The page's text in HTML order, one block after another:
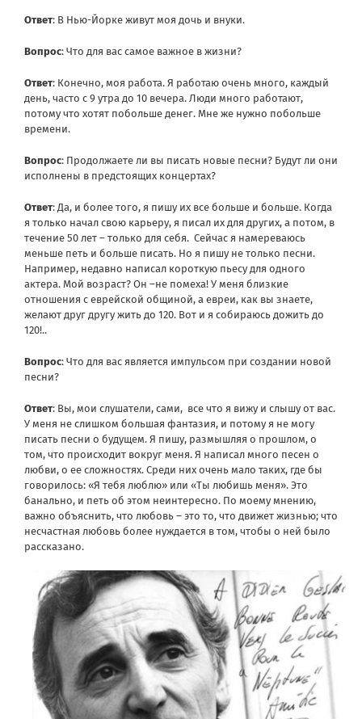
Ответ: В Нью-Йорке живут моя дочь и внуки.
Вопрос: Что для вас самое важное в жизни?
Ответ: Конечно, моя работа. Я работаю очень много, каждый
день, часто с 9 утра до 10 вечера. Люди много работают,
потому что хотят побольше денег. Мне же нужно побольше
времени.
Вопрос: Продолжаете ли вы писать новые песни? Будут ли они
исполнены в предстоящих концертах?
Ответ: Да, и более того, я пишу их все больше и больше. Когда
я только начал свою карьеру, я писал их для других, а потом, в
течение 50 лет – только для себя. Сейчас я намереваюсь
меньше петь и больше писать. Но я пишу не только песни.
Например, недавно написал короткую пьесу для одного
актера. Мой возраст? Он –не помеха! У меня близкие
отношения с еврейской общиной, а евреи, как вы знаете,
желают друг другу жить до 120. Вот и я собираюсь дожить до
120!..
Вопрос: Что для вас является импульсом при создании новой
песни?
Ответ: Вы, мои слушатели, сами, все что я вижу и слышу от вас.
У меня не слишком большая фантазия, и потому я не могу
писать песни о будущем. Я пишу, размышляя о прошлом, о
том, что происходит вокруг меня. Я написал много песен о
любви, о ее сложностях. Среди них очень мало таких, где бы
говорилось: «Я тебя люблю» или «Ты любишь меня». Это
банально, и петь об этом неинтересно. По моему мнению,
важно объяснить, что любовь – это то, что движет жизнью; что
несчастная любовь более нуждается в том, чтобы о ней было
рассказано.